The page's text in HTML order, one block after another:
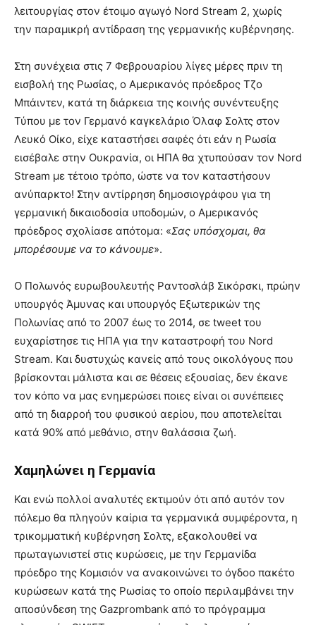
λειτουργίας στον έτοιμο αγωγό Nord Stream 2, χωρίς
την παραμικρή αντίδραση της γερμανικής κυβέρνησης.
Στη συνέχεια στις 7 Φεβρουαρίου λίγες μέρες πριν τη
εισβολή της Ρωσίας, ο Αμερικανός πρόεδρος Τζο
Μπάιντεν, κατά τη διάρκεια της κοινής συνέντευξης
Τύπου με τον Γερμανό καγκελάριο Όλαφ Σολτς στον
Λευκό Οίκο, είχε καταστήσει σαφές ότι εάν η Ρωσία
εισέβαλε στην Ουκρανία, οι ΗΠΑ θα χτυπούσαν τον Nord
Stream με τέτοιο τρόπο, ώστε να τον καταστήσουν
ανύπαρκτο! Στην αντίρρηση δημοσιογράφου για τη
γερμανική δικαιοδοσία υποδομών, ο Αμερικανός
πρόεδρος σχολίασε απότομα: «Σας υπόσχομαι, θα
μπορέσουμε να το κάνουμε».
Ο Πολωνός ευρωβουλευτής Ραντοσλάβ Σικόρσκι, πρώην
υπουργός Άμυνας και υπουργός Εξωτερικών της
Πολωνίας από το 2007 έως το 2014, σε tweet του
ευχαρίστησε τις ΗΠΑ για την καταστροφή του Nord
Stream. Και δυστυχώς κανείς από τους οικολόγους που
βρίσκονται μάλιστα και σε θέσεις εξουσίας, δεν έκανε
τον κόπο να μας ενημερώσει ποιες είναι οι συνέπειες
από τη διαρροή του φυσικού αερίου, που αποτελείται
κατά 90% από μεθάνιο, στην θαλάσσια ζωή.
Χαμηλώνει η Γερμανία
Και ενώ πολλοί αναλυτές εκτιμούν ότι από αυτόν τον
πόλεμο θα πληγούν καίρια τα γερμανικά συμφέροντα, η
τρικομματική κυβέρνηση Σολτς, εξακολουθεί να
πρωταγωνιστεί στις κυρώσεις, με την Γερμανίδα
πρόεδρο της Κομισιόν να ανακοινώνει το όγδοο πακέτο
κυρώσεων κατά της Ρωσίας το οποίο περιλαμβάνει την
αποσύνδεση της Gazprombank από το πρόγραμμα